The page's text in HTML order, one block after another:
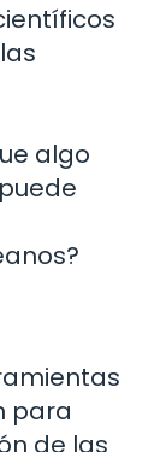
algo
para
de las